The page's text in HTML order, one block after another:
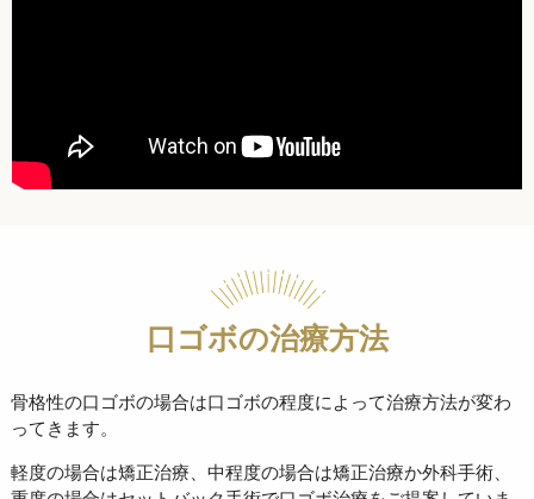
口ゴボの治療方法
骨格性の口ゴボの場合は口ゴボの程度によって治療方法が変わ
ってきます。
軽度の場合は矯正治療、中程度の場合は矯正治療か外科手術、